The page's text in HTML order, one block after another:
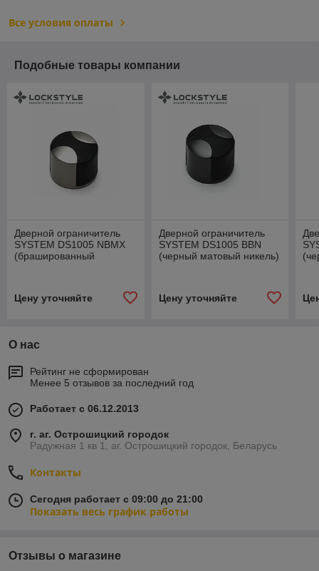
Все условия оплаты
Подобные товары компании
Дверной ограничитель
SYSTEM DS1005 NBMX
(брашированный
Цену уточняйте
Дверной ограничитель
SYSTEM DS1005 BBN
(черный матовый никель)
Цену уточняйте
О нас
Рейтинг не сформирован
Менее 5 отзывов за последний год
Работает с 06.12.2013
г. аг. Острошицкий городок
Радужная 1 кв 1, аг. Острошицкий городок, Беларусь
Контакты
Сегодня работает с 09:00 до 21:00
Показать весь график работы
Отзывы о магазине